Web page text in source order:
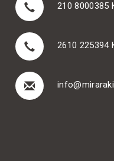
210 8000385
2610 225394